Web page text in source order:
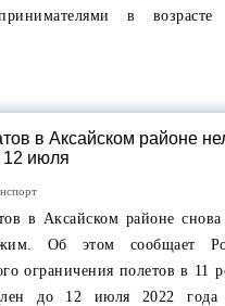
в
в Аксайском районе
12 июля
в Аксайском районе
Об этом сообщает
ограничения полетов в 11
до 12 июля 2022